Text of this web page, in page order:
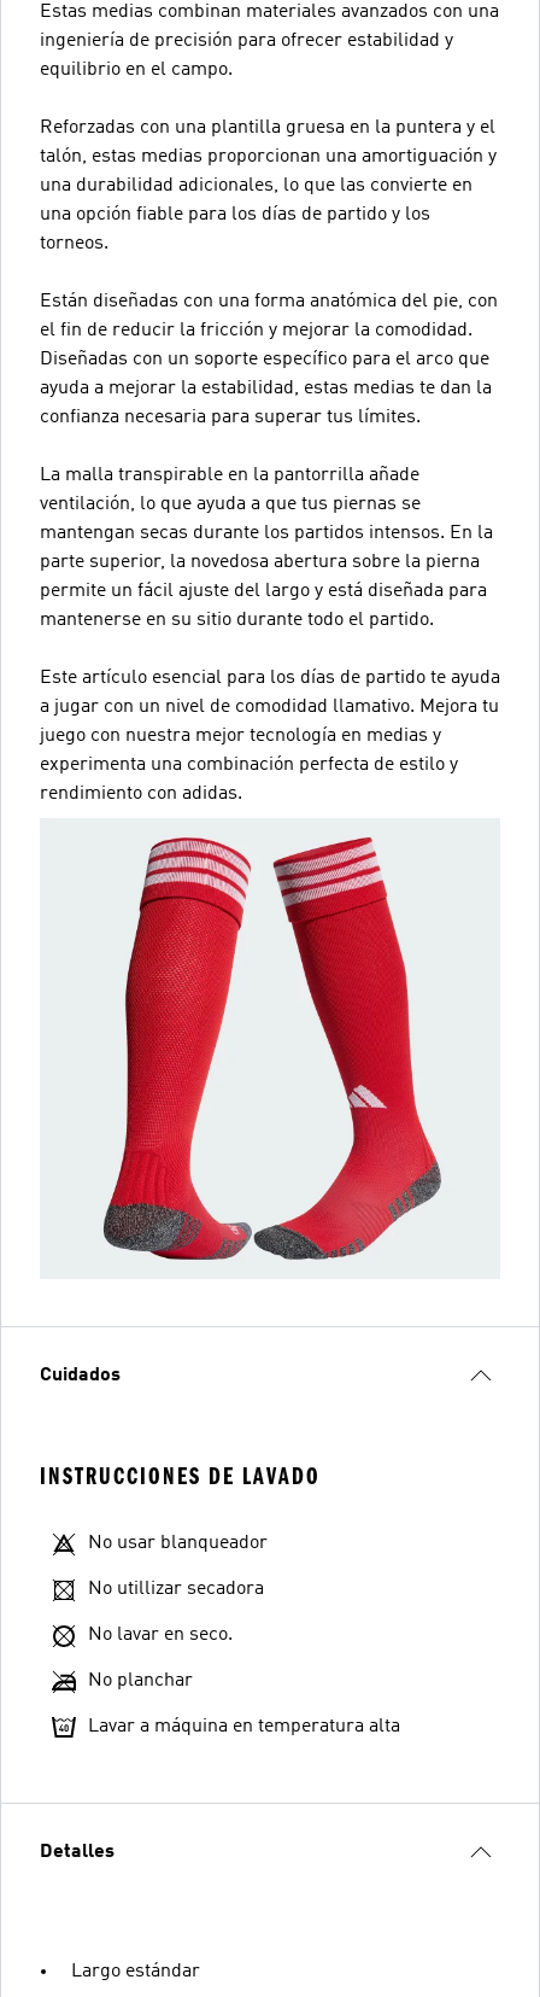
Estas medias combinan materiales avanzados con una
ingeniería de precisión para ofrecer estabilidad y
equilibrio en el campo.
Reforzadas con una plantilla gruesa en la puntera y el
talón, estas medias proporcionan una amortiguación y
una durabilidad adicionales, lo que las convierte en
una opción fiable para los días de partido y los
torneos.
Están diseñadas con una forma anatómica del pie, con
el fin de reducir la fricción y mejorar la comodidad.
Diseñadas con un soporte específico para el arco que
ayuda a mejorar la estabilidad, estas medias te dan la
confianza necesaria para superar tus límites.
La malla transpirable en la pantorrilla añade
ventilación, lo que ayuda a que tus piernas se
mantengan secas durante los partidos intensos. En la
parte superior, la novedosa abertura sobre la pierna
permite un fácil ajuste del largo y está diseñada para
mantenerse en su sitio durante todo el partido.
Este artículo esencial para los días de partido te ayuda
a jugar con un nivel de comodidad llamativo. Mejora tu
juego con nuestra mejor tecnología en medias y
experimenta una combinación perfecta de estilo y
rendimiento con adidas.
Cuidados
INSTRUCCIONES DE LAVADO
No usar blanqueador
No utillizar secadora
No lavar en seco.
No planchar
Lavar a máquina en temperatura alta
Detalles
Largo estándar